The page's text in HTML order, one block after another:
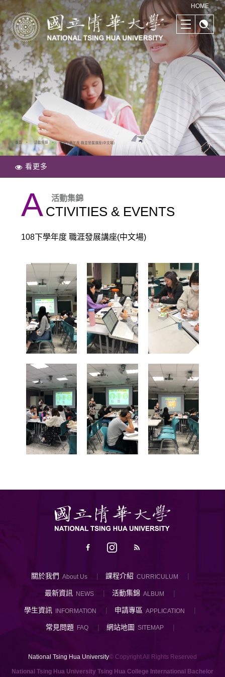
清華學院國際學士班｜多樣化的學習路徑｜幫助培養國際競爭力HOME
首頁 活動集錦 108下學年度 職涯發展講座(中文場)
看更多
A CTIVITIES & EVENTS
活動集錦
108下學年度 職涯發展講座(中文場)
關於我們 About Us 課程介紹 CURRICULUM
最新資訊 NEWS 活動集錦 ALBUM
學生資訊 INFORMATION 申請專區 APPLICATION
常見問題 FAQ 網站地圖 SITEMAP
National Tsing Hua University© Copyright All Rights Reserved
National Tsing Hua University Tsing Hua College International Bachelor